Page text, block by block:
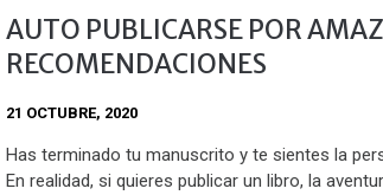
AUTO PUBLICARSE POR
RECOMENDACIONES
21 OCTUBRE, 2020
Has terminado tu manuscrito y te sientes la
En realidad, si quieres publicar un libro, la